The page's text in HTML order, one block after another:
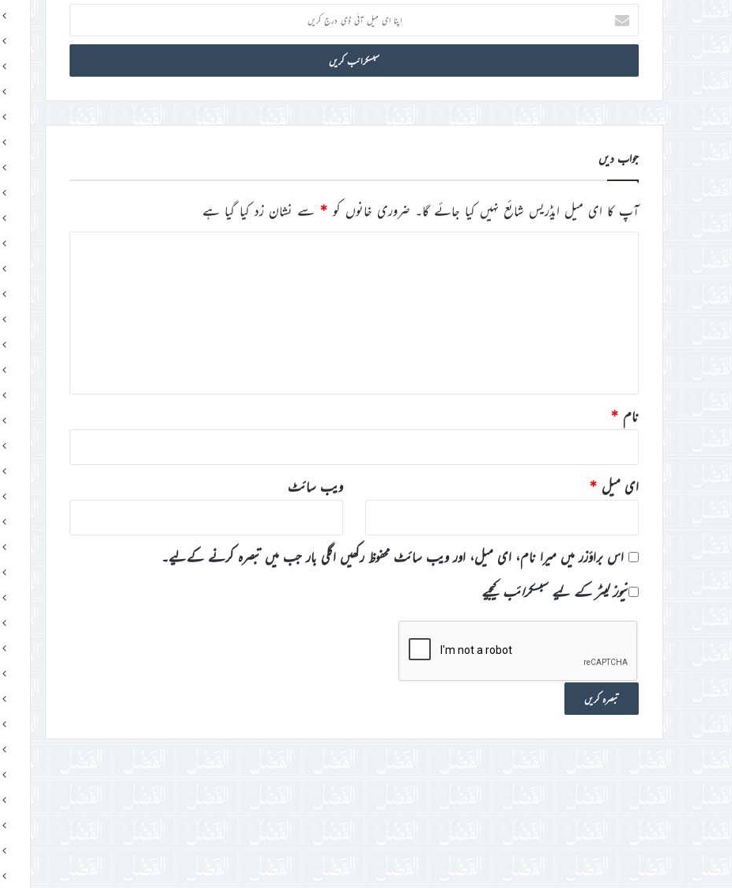
اپنا
ای
میل
ڈی
جواب دیں
آپ کا ای میل ایڈریس شائع نہیں کیا جائے گا۔ ضروری خانوں کو * سے نشان زد کیا گیا ہے
نام *
ای میل * ویب‌ سائٹ
اس براؤزر میں میرا نام، ای میل، اور ویب سائٹ محفوظ رکھیں اگلی بار جب میں تبصرہ کرنے کےلیے۔
نیوز لیٹر کے لیے سبسکرائب کیجیے